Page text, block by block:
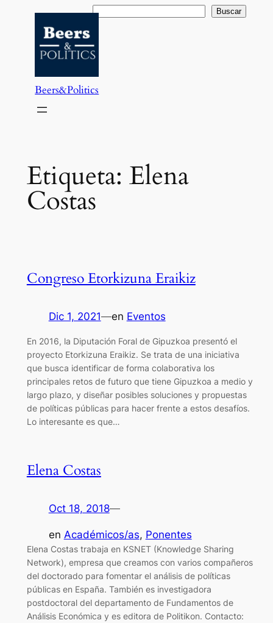
contenido
Buscar Buscar
Beers&Politics
Etiqueta: Elena
Costas
Congreso Etorkizuna Eraikiz
Dic 1, 2021—en Eventos
En 2016, la Diputación Foral de Gipuzkoa presentó el
proyecto Etorkizuna Eraikiz. Se trata de una iniciativa
que busca identificar de forma colaborativa los
principales retos de futuro que tiene Gipuzkoa a medio y
largo plazo, y diseñar posibles soluciones y propuestas
de políticas públicas para hacer frente a estos desafíos.
Lo interesante es que…
Elena Costas
Oct 18, 2018—
en Académicos/as, Ponentes
Elena Costas trabaja en KSNET (Knowledge Sharing
Network), empresa que creamos con varios compañeros
del doctorado para fomentar el análisis de políticas
públicas en España. También es investigadora
postdoctoral del departamento de Fundamentos de
Análisis Económica y es editora de Politikon. Contacto: